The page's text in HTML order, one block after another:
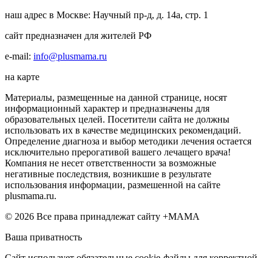
наш адрес в Москве: Научный пр-д, д. 14а, стр. 1
сайт предназначен для жителей РФ
e-mail: info@plusmama.ru
на карте
Материалы, размещенные на данной странице, носят
информационный характер и предназначены для
образовательных целей. Посетители сайта не должны
использовать их в качестве медицинских рекомендаций.
Определение диагноза и выбор методики лечения остается
исключительно прерогативой вашего лечащего врача!
Компания не несет ответственности за возможные
негативные последствия, возникшие в результате
использования информации, размешенной на сайте
plusmama.ru.
© 2026 Все права принадлежат сайту +МАМА
Ваша приватность